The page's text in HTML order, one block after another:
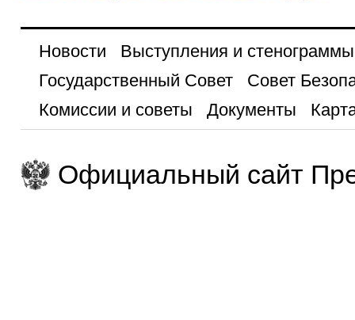
Новости
Выступления и стенограммы
Государственный Совет
Совет
Комиссии и советы
Документы
Официальный сайт